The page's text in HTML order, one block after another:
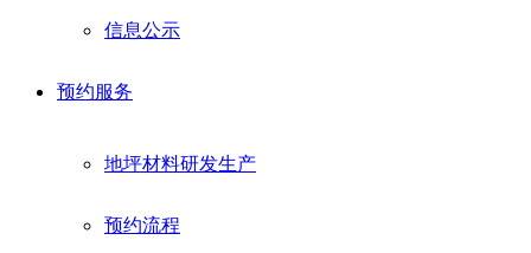
信息公示
预约服务
地坪材料研发生产
预约流程